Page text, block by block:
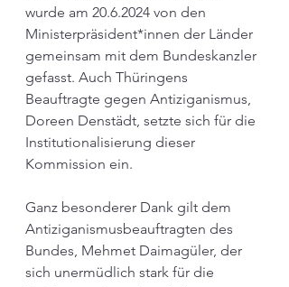
wurde am 20.6.2024 von den
Ministerpräsident*innen der Länder
gemeinsam mit dem Bundeskanzler
gefasst. Auch Thüringens
Beauftragte gegen Antiziganismus,
Doreen Denstädt, setzte sich für die
Institutionalisierung dieser
Kommission ein.
Ganz besonderer Dank gilt dem
Antiziganismusbeauftragten des
Bundes, Mehmet Daimagüler, der
sich unermüdlich stark für die